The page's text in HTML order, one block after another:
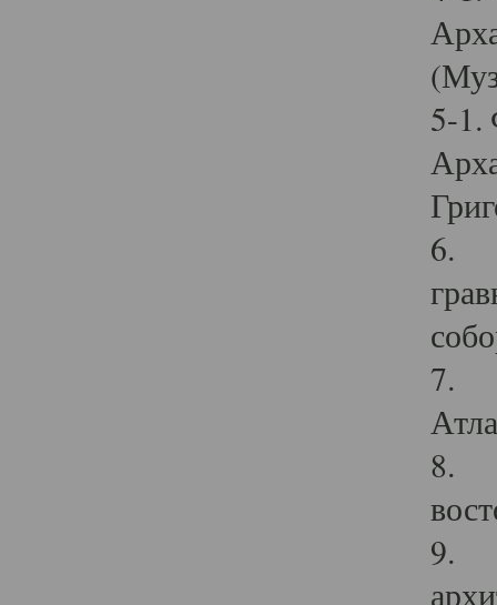
5-1.
6.
7.
8.
9.